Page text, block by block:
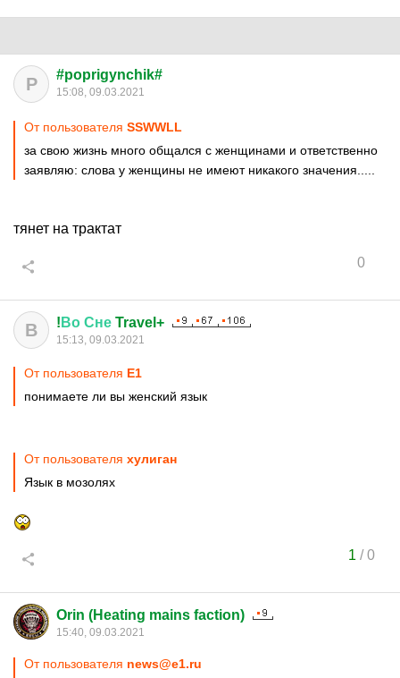
P #poprigynchik#
15:08, 09.03.2021
От пользователя SSWWLL
за свою жизнь много общался с женщинами и ответственно
заявляю: слова у женщины не имеют никакого значения.....
тянет на трактат
0
В ! Во Сне Travel+
15:13, 09.03.2021
От пользователя Е1
понимаете ли вы женский язык
От пользователя хулиган
Язык в мозолях
1 /0
Orin (Heating mains faction)
15:40, 09.03.2021
От пользователя news@e1.ru